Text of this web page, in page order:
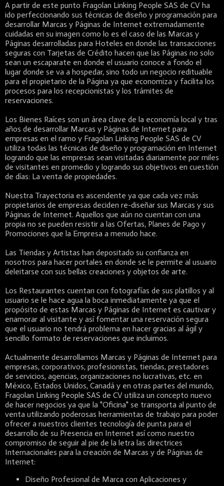
A partir de este punto Fragolan Linking People SAS de CV ha
ido perfeccionando sus técnicas de diseño y programación para
desarrollar Marcas y Páginas de Internet extremadamente
cuidadas en su imagen como lo es el caso de las Marcas y
Páginas desarrolladas para Hoteles en donde las transacciones
seguras con Tarjetas de Crédito hacen que las Páginas no solo
sean un escaparate en donde el usuario conoce a fondo el
lugar donde se va a hospedar, sino todo un negocio redituable
para el propietario de la Página ya que economiza y facilita los
procesos para los recepcionistas y los trámites de
reservaciones.
Los Bienes Raíces son un área clave de la economía local y tras
años de desarrollar Marcas y Páginas de Internet para
empresas en el ramo y Fragolan Linking People SAS de CV
utiliza todas las técnicas de diseño y programación en Internet
logrando que las empresas sean visitadas diariamente por miles
de visitantes en promedio y logrando sus objetivos en cuestión
de días: La venta de propiedades.
Nuestra Trayectoria es ascendente ya que cada vez más
propietarios de empresas deciden re-diseñar sus Marcas y sus
Páginas de Internet. Aquellos que aún no cuentan con una
propia no se pueden resistir a las Ofertas, Planes de Pago y
Promociones que la Empresa a menudo hace.
Las Tiendas y Artistas han depositado su confianza en
nosotros para hacer portales en donde se le permite al usuario
deleitarse con sus bellas creaciones y objetos de arte.
Los Restaurantes cuentan con fotografías de sus platillos y al
usuario se le hace agua la boca inmediatamente ya que el
propósito de estas Marcas y Páginas de Internet es cautivar y
enamorar al visitante y así fomentar una reservación segura
que el usuario no tendrá problema en hacer gracias al ágil y
sencillo formato de reservaciones que incluimos.
Actualmente desarrollamos Marcas y Páginas de Internet para
empresas, corporativos, profesionistas, tiendas, prestadores
de servicios, agencias, organizaciones no lucrativas, etc. en
México, Estados Unidos, Canadá y en otras partes del mundo,
Fragolan Linking People SAS de CV utiliza un concepto nuevo
de hacer negocios ya que la "Oficina" se transporta al punto de
venta utilizando poderosas herramientas de trabajo para poder
ofrecer a nuestros clientes tecnología de punta para el
desarrollo de su Presencia en Internet así como nuestro
compromiso de seguir al pie de la letra las directrices
Internacionales para la creación de Marcas y de Páginas de
Internet:
Diseño Profesional de Marca con Aplicaciones y